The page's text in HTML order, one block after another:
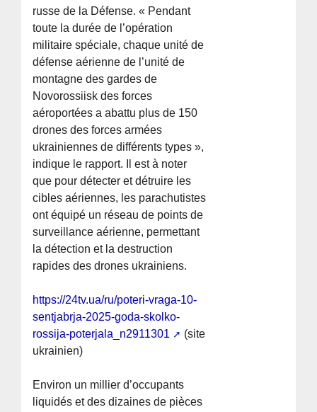
russe de la Défense. « Pendant
toute la durée de l’opération
militaire spéciale, chaque unité de
défense aérienne de l’unité de
montagne des gardes de
Novorossiisk des forces
aéroportées a abattu plus de 150
drones des forces armées
ukrainiennes de différents types »,
indique le rapport. Il est à noter
que pour détecter et détruire les
cibles aériennes, les parachutistes
ont équipé un réseau de points de
surveillance aérienne, permettant
la détection et la destruction
rapides des drones ukrainiens.
https://24tv.ua/ru/poteri-vraga-10-
sentjabrja-2025-goda-skolko-
rossija-poterjala_n2911301
(site
ukrainien)
Environ un millier d’occupants
liquidés et des dizaines de pièces